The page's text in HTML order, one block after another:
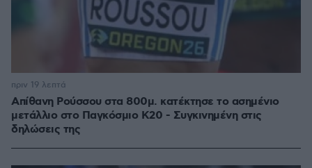
Απίθανη Ρούσσου στα 800μ. κατέκτησε το ασημένιο
μετάλλιο στο Παγκόσμιο Κ20 - Συγκινημένη στις
δηλώσεις της
πριν 19 λεπτά